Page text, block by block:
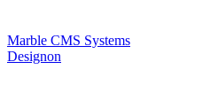
Marble CMS Systems
Designon